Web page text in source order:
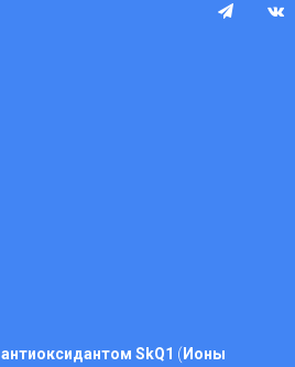
антиоксидантом SkQ1 ( Ионы